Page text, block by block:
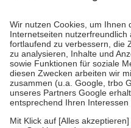
höchstens zehn Euro.
Es sind
Kosten der Leistung zu
Diese Regeln gelten
Bei Heilmitteln und häuslicher
Zuzahlung zehn Prozent der
Verordnung.
Um das Engagement der
stärken und die besondere
fallenkeine Zuzahlungenan bei: